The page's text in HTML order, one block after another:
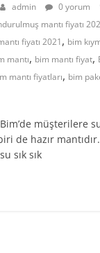
admin 0 yorum
mantı fiyatı
fiyatı 2021, bim
mantı, bim mantı fiyat,
mantı fiyatları, bim
müşterilere
de hazır
sık sık